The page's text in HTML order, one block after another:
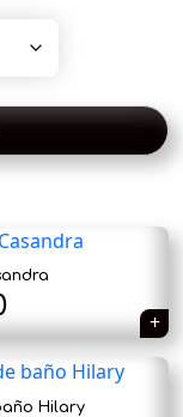
El
precio
Hilary